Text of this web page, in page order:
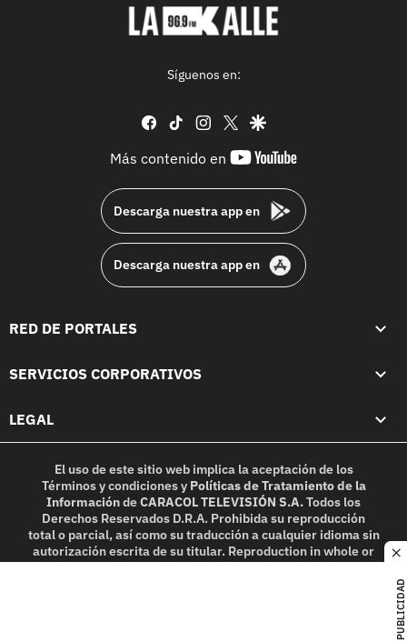
PUBLICIDAD
Síguenos en:
facebook
tiktok instagram
twittergoogle
Más contenido en
youtube-
Descarga nuestra app en
Descarga nuestra app en
RED DE PORTALES
SERVICIOS CORPORATIVOS
LEGAL
El uso de este sitio web implica la aceptación de los
Términos y condicionesy Políticas de Tratamiento de la
InformacióndeCARACOL TELEVISIÓN S.A.Todos los
Derechos Reservados D.R.A. Prohibida su reproducción
total o parcial, así como su traducción a cualquier idioma sin
autorización escrita de su titular. Reproduction in whole or